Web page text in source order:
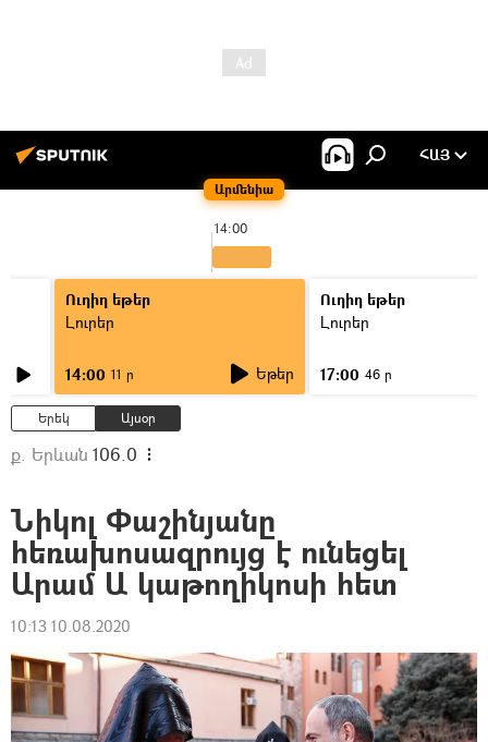
Արմենիա
ՀԱՅ
14:00
Ուղիղ եթեր
Լուրեր
14:00 11 ր Եթեր
Ուղիղ եթեր
Լուրեր
17:00 46 ր
Երեկ Այսօր
ք. Երևան 106.0
Նիկոլ Փաշինյանը
հեռախոսազրույց է ունեցել
Արամ Ա կաթողիկոսի հետ
10:13 10.08.2020